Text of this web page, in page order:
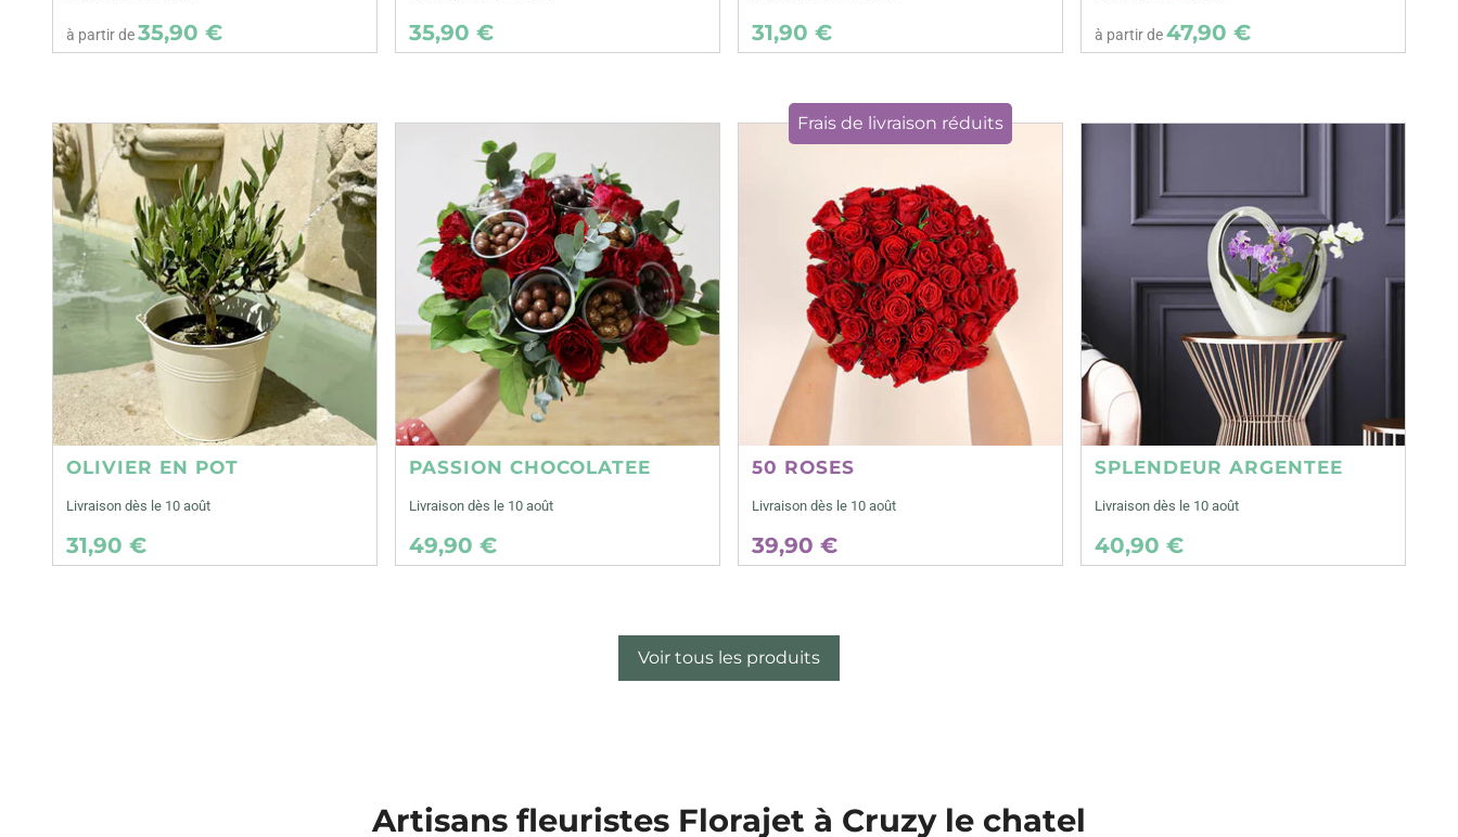
à partir de35,90 € 35,90 € 31,90 € à partir de47,90 €
OLIVIER EN POT
Livraison dès le 10 août
31,90 €
PASSION CHOCOLATEE
Livraison dès le 10 août
49,90 €
Frais de livraison réduits
50 ROSES
Livraison dès le 10 août
39,90 €
SPLENDEUR ARGENTEE
Livraison dès le 10 août
40,90 €
Voir tous les produits
Artisans fleuristes Florajet à Cruzy le chatel